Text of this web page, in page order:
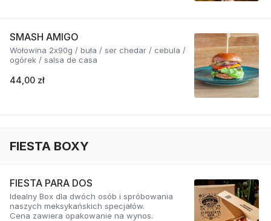
SMASH AMIGO
Wołowina 2x90g / buła / ser chedar / cebula /
ogórek / salsa de casa
44,00 zł
FIESTA BOXY
FIESTA PARA DOS
Idealny Box dla dwóch osób i spróbowania
naszych meksykańskich specjałów.
Cena zawiera opakowanie na wynos.